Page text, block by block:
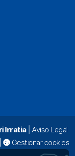
Irratia| Aviso Legal
Gestionar cookies